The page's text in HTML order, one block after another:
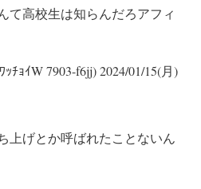
て高校生は知らんだろアフィ
ﾁｮｲW 7903-f6jj)2024/01/15(月)
上げとか呼ばれたことないん